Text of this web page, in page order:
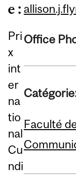
e :
Pri
x
int
er
na
tio
nal
Cu
ndi
Office
Faculté